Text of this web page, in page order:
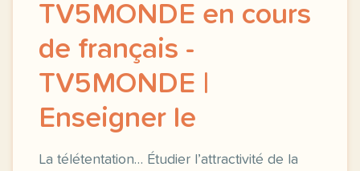
TV5MONDE en cours
de français -
TV5MONDE |
Enseigner le
La télétentation… Étudier l’attractivité de la